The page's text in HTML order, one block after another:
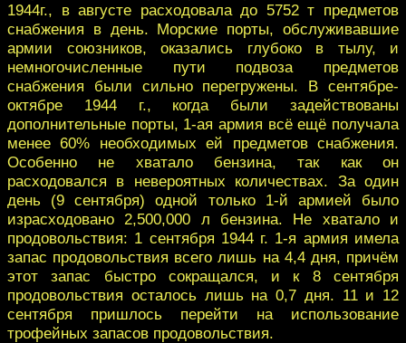
1944г., в августе расходовала до 5752 т предметов
снабжения в день. Морские порты, обслуживавшие
армии союзников, оказались глубоко в тылу, и
немногочисленные пути подвоза предметов
снабжения были сильно перегружены. В сентябре-
октябре 1944 г., когда были задействованы
дополнительные порты, 1-ая армия всё ещё получала
менее 60% необходимых ей предметов снабжения.
Особенно не хватало бензина, так как он
расходовался в невероятных количествах. За один
день (9 сентября) одной только 1-й армией было
израсходовано 2,500,000 л бензина. Не хватало и
продовольствия: 1 сентября 1944 г. 1-я армия имела
запас продовольствия всего лишь на 4,4 дня, причём
этот запас быстро сокращался, и к 8 сентября
продовольствия осталось лишь на 0,7 дня. 11 и 12
сентября пришлось перейти на использование
трофейных запасов продовольствия.